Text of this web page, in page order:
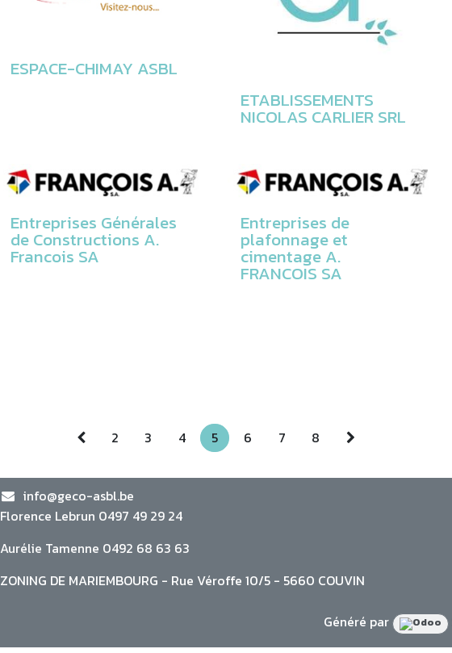
ESPACE-CHIMAY ASBL
ETABLISSEMENTS
NICOLAS CARLIER SRL
Entreprises Générales
de Constructions A.
Francois SA
Entreprises de
plafonnage et
cimentage A.
FRANCOIS SA
2 3 4 5 6 7 8
info@geco-asbl.be
Florence Lebrun 0497 49 29 24
Aurélie Tamenne 0492 68 63 63
ZONING DE MARIEMBOURG - Rue Véroffe 10/5 - 5660 COUVIN
Généré par